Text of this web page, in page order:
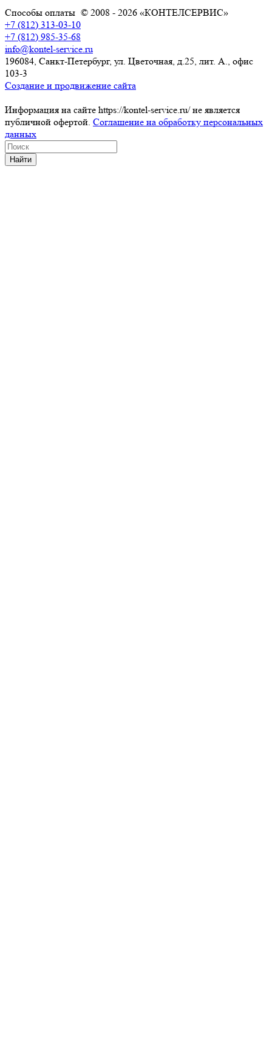
Способы оплаты © 2008 - 2026 «КОНТЕЛСЕРВИС»
+7 (812) 313-03-10
+7 (812) 985-35-68
info@kontel-service.ru
196084, Санкт-Петербург, ул. Цветочная, д.25, лит. А., офис
103-3
Создание и продвижение сайта
Информация на сайте https://kontel-service.ru/ не является
публичной офертой. Соглашение на обработку персональных
данных
Найти